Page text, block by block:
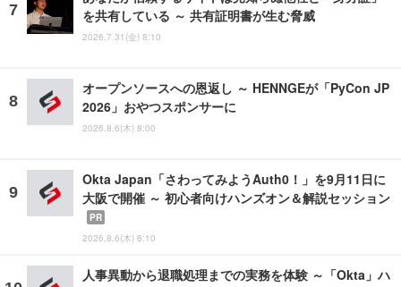
を共有している ～ 共有証明書が生む脅威
2026.7.31(金) 8:10
オープンソースへの恩返し ～ HENNGEが「PyCon JP
2026」おやつスポンサーに
2026.8.6(木) 8:00
Okta Japan「さわってみようAuth0！」を9月11日に
大阪で開催 ～ 初心者向けハンズオン＆解説セッション
PR
2026.8.6(木) 8:10
人事異動から退職処理までの実務を体験 ～「Okta」ハ